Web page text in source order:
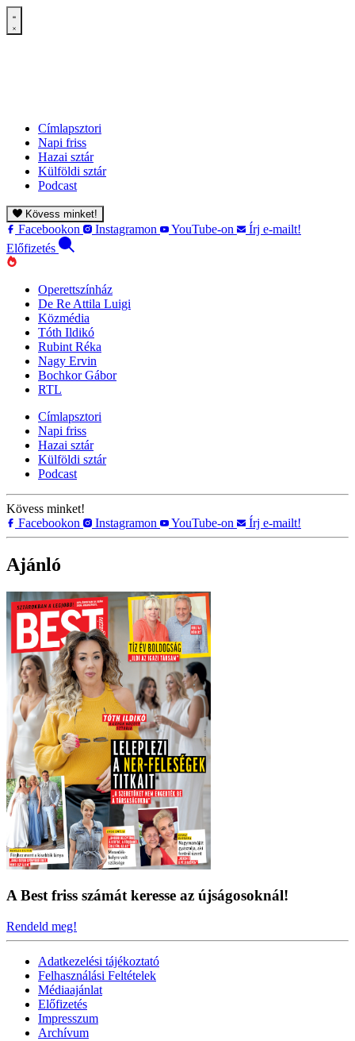
Címlapsztori
Napi friss
Hazai sztár
Külföldi sztár
Podcast
Kövess minket!
Facebookon Instagramon YouTube-on
Írj e-mailt!
Előfizetés
Operettszínház
De Re Attila Luigi
Közmédia
Tóth Ildikó
Rubint Réka
Nagy Ervin
Bochkor Gábor
RTL
Címlapsztori
Napi friss
Hazai sztár
Külföldi sztár
Podcast
Kövess minket!
Facebookon
Instagramon YouTube-on Írj e-mailt!
Ajánló
A Best friss számát keresse az újságosoknál!
Rendeld meg!
Adatkezelési tájékoztató
Felhasználási Feltételek
Médiaajánlat
Előfizetés
Impresszum
Archívum